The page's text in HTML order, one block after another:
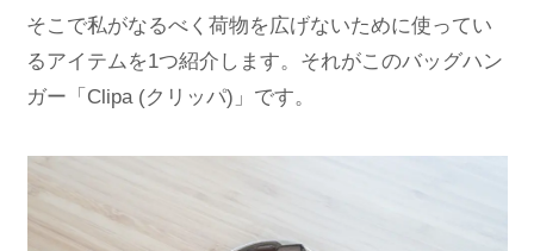
そこで私がなるべく荷物を広げないために使ってい
るアイテムを1つ紹介します。それがこのバッグハン
ガー「Clipa (クリッパ)」です。